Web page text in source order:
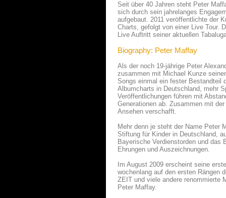
Seit über 40 Jahren steht Peter
sich durch sein jahrelanges
aufgebaut. 2011 veröffentlichte der
Charts, gefolgt von einer Live Tour.
Live Auftritt seiner aktuellen
Biography: Peter Maffay
Als der noch 19-jährige Peter
zusammen mit Michael Kunze
Songs einmal ein fester Bestandteil
Albumcharts in Deutschland, mehr
Veröffentlichungen führen mit
Generationen ab. Zusammen mit
Ansehen verschafft.
Mehr denn je steht der Name Peter
Stiftung für Kinder in Deutschland,
Bayerische Verdienstorden und das
Ehrungen und Auszeichnungen.
Im August 2009 erscheint seine
wochenlang auf den ersten Rängen
ZEIT und viele andere renommierte
Peter Maffay.